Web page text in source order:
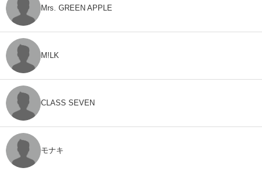
Mrs. GREEN APPLE
M!LK
CLASS SEVEN
モナキ